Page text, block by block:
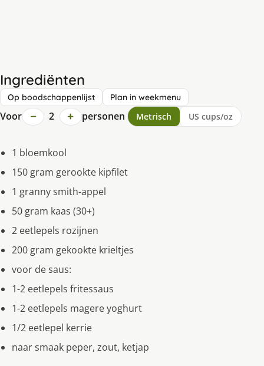
Ingrediënten
Op boodschappenlijst Plan in weekmenu
Voor − 2 + personen Metrisch US cups/oz
1 bloemkool
150 gram gerookte kipfilet
1 granny smith-appel
50 gram kaas (30+)
2 eetlepels rozijnen
200 gram gekookte krieltjes
voor de saus:
1-2 eetlepels fritessaus
1-2 eetlepels magere yoghurt
1/2 eetlepel kerrie
naar smaak peper, zout, ketjap